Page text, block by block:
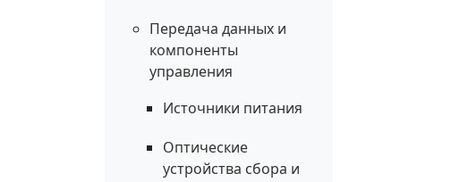
Передача данных и
компоненты
управления
Источники питания
Оптические
устройства сбора и